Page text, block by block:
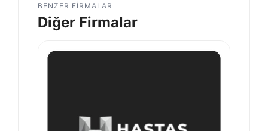
BENZER FIRMALAR
Diğer Firmalar